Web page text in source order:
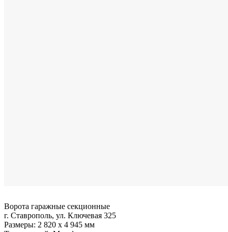
Ворота гаражные секционные
г. Ставрополь, ул. Ключевая 325
Размеры: 2 820 x 4 945 мм